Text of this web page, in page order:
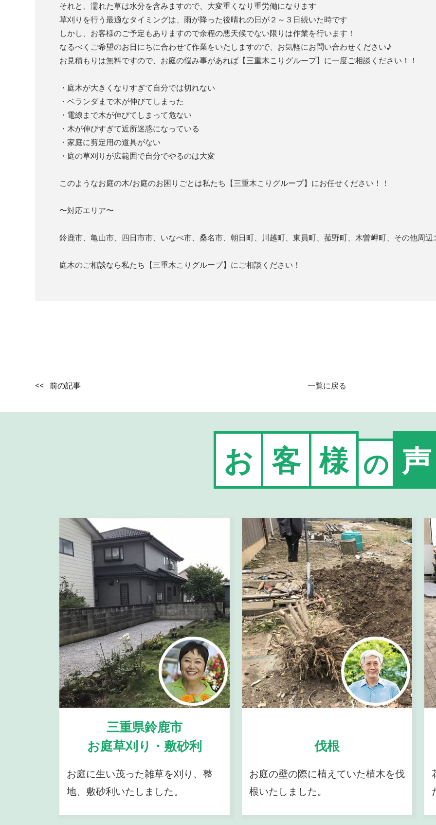
それと、濡れた草は水分を含みますので、大変重くなり重労働になります
草刈りを行う最適なタイミングは、雨が降った後晴れの日が２～３日続いた時です
しかし、お客様のご予定もありますので余程の悪天候でない限りは作業を行います！
なるべくご希望のお日にちに合わせて作業をいたしますので、お気軽にお問い合わせください♪
お見積もりは無料ですので、お庭の悩み事があれば【三重木こりグループ】に一度ご相談ください！！
・庭木が大きくなりすぎて自分では切れない
・ベランダまで木が伸びてしまった
・電線まで木が伸びてしまって危ない
・木が伸びすぎて近所迷惑になっている
・家庭に剪定用の道具がない
・庭の草刈りが広範囲で自分でやるのは大変
このようなお庭の木/お庭のお困りごとは私たち【三重木こりグループ】にお任せください！！
〜対応エリア〜
鈴鹿市、亀山市、四日市市、いなべ市、桑名市、朝日町、川越町、 東員町、菰野町、木曽岬町、その他周辺
庭木のご相談なら私たち【三重木こりグループ】 にご相談ください！
<< 前の記事 一覧に戻る
お 客 様 の 声
三重県鈴鹿市
お庭草刈り・敷砂利
お庭に生い茂った雑草を刈り、整
地、敷砂利いたしました。
伐根
お庭の壁の際に植えていた植木を伐
根いたしました。